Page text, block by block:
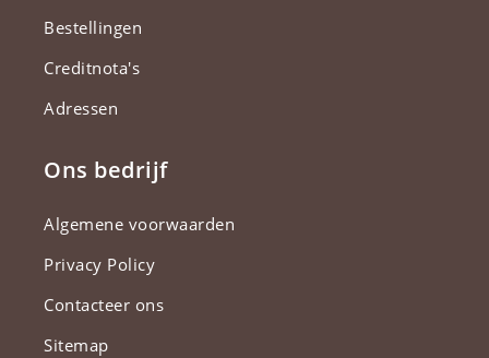
Bestellingen
Creditnota's
Adressen
Ons bedrijf
Algemene voorwaarden
Privacy Policy
Contacteer ons
Sitemap